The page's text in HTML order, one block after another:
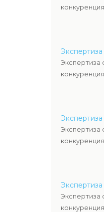
Экспертиза
Экспертиза
Экспертиза